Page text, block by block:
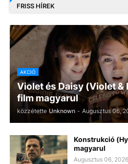
FRISS HÍREK
AKCIÓ
Violet és Daisy (Violet &
film magyarul
közzétette Unknown - Augusztus 06,
Konstrukció
magyarul
Augusztus 06, 2026